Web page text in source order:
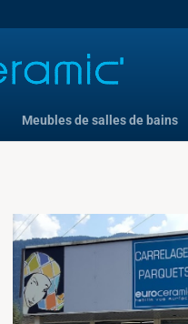
Meubles de salles de bains